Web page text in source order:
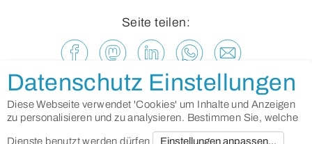
Seite teilen:
Datenschutz Einstellungen
Diese Webseite verwendet 'Cookies' um Inhalte und Anzeigen
zu personalisieren und zu analysieren. Bestimmen Sie, welche
Dienste benutzt werden dürfen Einstellungen anpassen...